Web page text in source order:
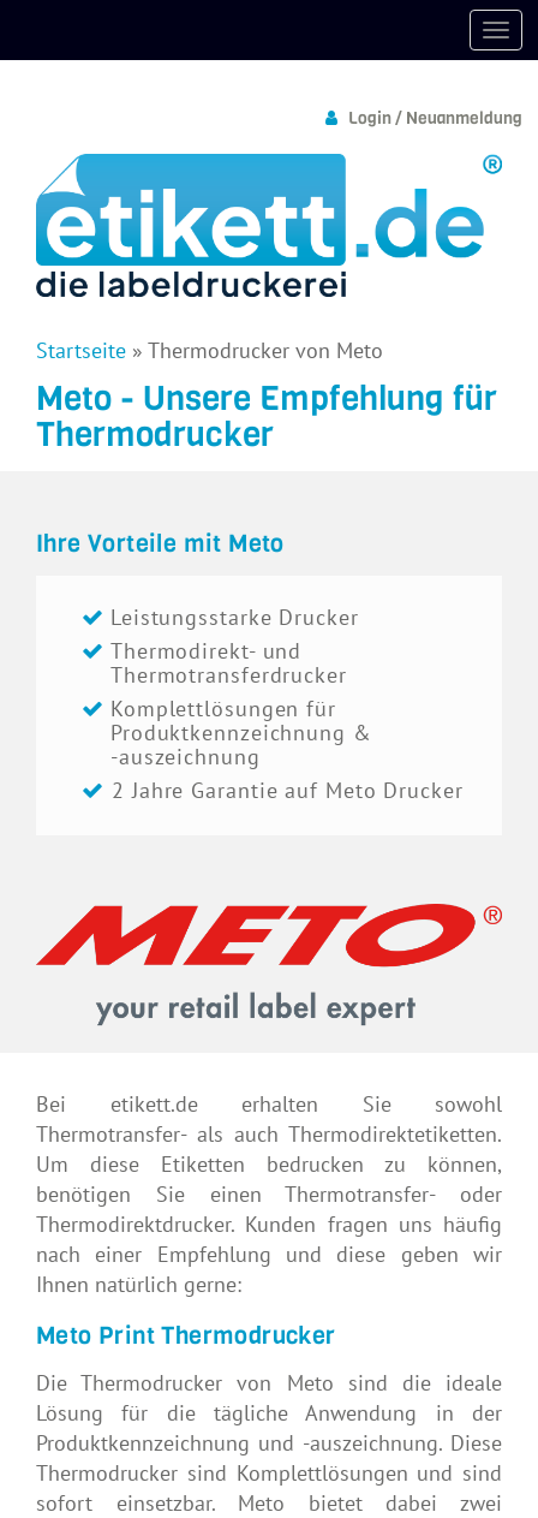
Login / Neuanmeldung
Startseite » Thermodrucker von Meto
Meto - Unsere Empfehlung für
Thermodrucker
Ihre Vorteile mit Meto
Leistungsstarke Drucker
Thermodirekt- und
Thermotransferdrucker
Komplettlösungen für
Produktkennzeichnung &
-auszeichnung
2 Jahre Garantie auf Meto Drucker
Bei etikett.de erhalten Sie sowohl
Thermotransfer- als auch Thermodirektetiketten.
Um diese Etiketten bedrucken zu können,
benötigen Sie einen Thermotransfer- oder
Thermodirektdrucker. Kunden fragen uns häufig
nach einer Empfehlung und diese geben wir
Ihnen natürlich gerne:
Meto Print Thermodrucker
Die Thermodrucker von Meto sind die ideale
Lösung für die tägliche Anwendung in der
Produktkennzeichnung und -auszeichnung. Diese
Thermodrucker sind Komplettlösungen und sind
sofort einsetzbar. Meto bietet dabei zwei